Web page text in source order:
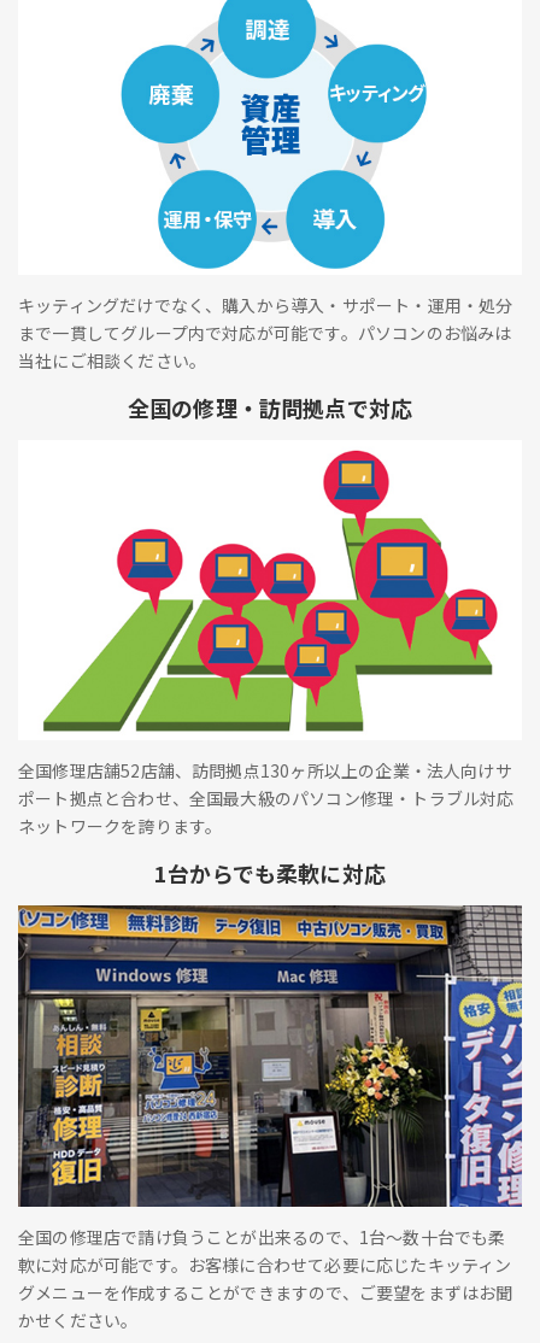
キッティングだけでなく、購入から導入・サポート・運用・処分
まで一貫してグループ内で対応が可能です。パソコンのお悩みは
当社にご相談ください。
全国の修理・訪問拠点で対応
全国修理店舗52店舗、訪問拠点130ヶ所以上の企業・法人向けサ
ポート拠点と合わせ、全国最大級のパソコン修理・トラブル対応
ネットワークを誇ります。
1台からでも柔軟に対応
全国の修理店で請け負うことが出来るので、1台～数十台でも柔
軟に対応が可能です。お客様に合わせて必要に応じたキッティン
グメニューを作成することができますので、ご要望をまずはお聞
かせください。